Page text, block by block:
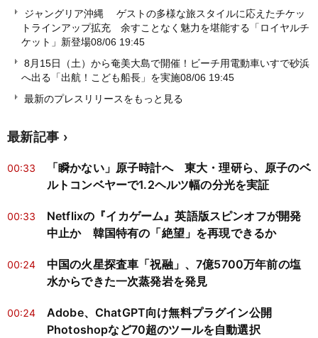
ジャングリア沖縄 ゲストの多様な旅スタイルに応えたチケッ
トラインアップ拡充 余すことなく魅力を堪能する「ロイヤルチ
ケット」新登場08/06 19:45
8月15日（土）から奄美大島で開催！ビーチ用電動車いすで砂浜
へ出る「出航！こども船長」を実施08/06 19:45
最新のプレスリリースをもっと見る
最新記事
00:33
「瞬かない」原子時計へ 東大・理研ら、原子のベ
ルトコンベヤーで1.2ヘルツ幅の分光を実証
00:33
Netflixの『イカゲーム』英語版スピンオフが開発
中止か 韓国特有の「絶望」を再現できるか
00:24
中国の火星探査車「祝融」、7億5700万年前の塩
水からできた一次蒸発岩を発見
00:24
Adobe、ChatGPT向け無料プラグイン公開
Photoshopなど70超のツールを自動選択